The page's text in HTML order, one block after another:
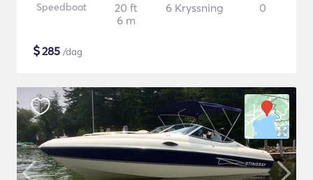
Speedboat
20 ft
6 m
6 Kryssning 0
$285 /dag